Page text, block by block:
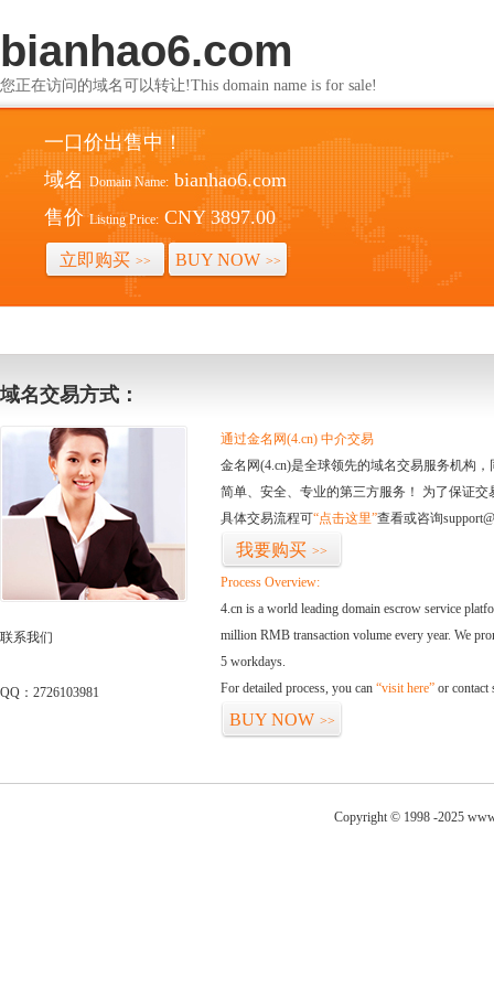
bianhao6.com
您正在访问的域名可以转让!This domain name is for sale!
一口价出售中！
域名 Domain Name: bianhao6.com
售价 Listing Price: CNY 3897.00
立即购买 >> BUY NOW >>
域名交易方式：
联系我们
QQ：2726103981
通过金名网(4.cn) 中介交易
金名网(4.cn)是全球领先的域名交易服务机构
简单、安全、专业的第三方服务！ 为了保证
具体交易流程可“点击这里”查看或咨询
我要购买 >>
Process Overview:
4.cn is a world leading domain escrow service
million RMB transaction volume every year. We
5 workdays.
For detailed process, you can “visit here” or contact
BUY NOW >>
Copyright © 1998 -2025